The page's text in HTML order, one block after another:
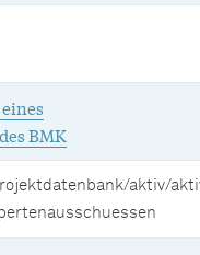
BMK
aktiv/